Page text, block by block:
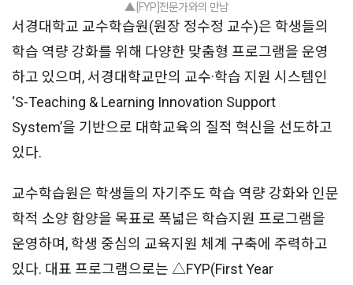
▲ [FYP]전문가와의 만남
서경대학교 교수학습원(원장 정수정 교수)은 학생들의
학습 역량 강화를 위해 다양한 맞춤형 프로그램을 운영
하고 있으며, 서경대학교만의 교수·학습 지원 시스템인
‘S-Teaching & Learning Innovation Support
System’을 기반으로 대학교육의 질적 혁신을 선도하고
있다.
교수학습원은 학생들의 자기주도 학습 역량 강화와 인문
학적 소양 함양을 목표로 폭넓은 학습지원 프로그램을
운영하며, 학생 중심의 교육지원 체계 구축에 주력하고
있다. 대표 프로그램으로는 △FYP(First Year